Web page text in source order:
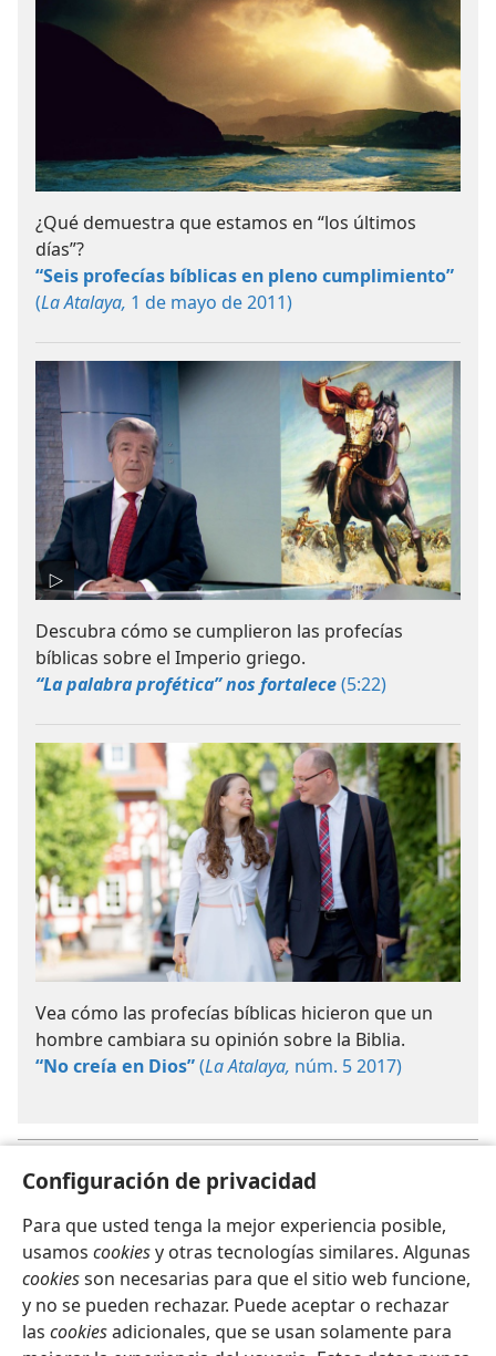
Configuración de privacidad
Para que usted tenga la mejor experiencia posible,
usamos cookiesy otras tecnologías similares. Algunas
cookiesson necesarias para que el sitio web funcione,
y no se pueden rechazar. Puede aceptar o rechazar
las cookiesadicionales, que se usan solamente para
¿Qué demuestra que estamos en “los últimos
días”?
“Seis profecías bíblicas en pleno cumplimiento”
(La Atalaya, 1 de mayo de 2011)
Descubra cómo se cumplieron las profecías
bíblicas sobre el Imperio griego.
“La palabra profética” nos fortalece(5:22)
Vea cómo las profecías bíblicas hicieron que un
hombre cambiara su opinión sobre la Biblia.
“No creía en Dios”(La Atalaya, núm. 5 2017)
futuro.
Español Compartir Configuración
Copyright © 2026 Watch Tower Bible and Tract Society of Pennsylvania